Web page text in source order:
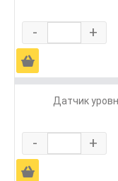
- +
Ä
Датчик
- +
Ä